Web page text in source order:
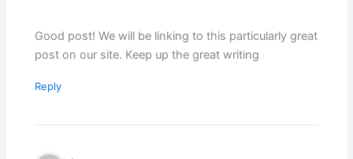
Good post! We will be linking to this particularly great
post on our site. Keep up the great writing
Reply